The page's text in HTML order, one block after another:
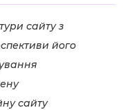
сайту з
його
сайту